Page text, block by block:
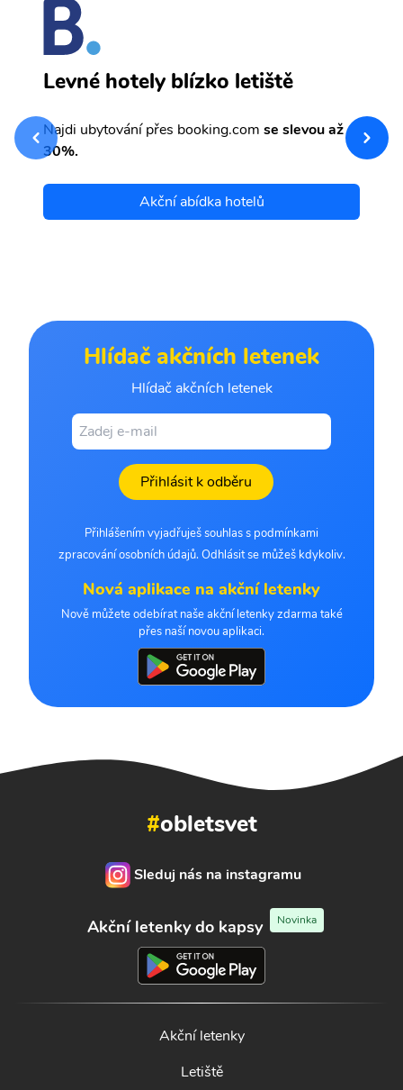
Levné hotely blízko letiště
Najdi ubytování přes booking.com se slevou až
30%.
Akční abídka hotelů
Hlídač akčních letenek
Hlídač akčních letenek
Přihlásit k odběru
Přihlášením vyjadřuješ souhlas s podmínkami
zpracování osobních údajů. Odhlásit se můžeš kdykoliv.
Nová aplikace na akční letenky
Nově můžete odebírat naše akční letenky zdarma také
přes naší novou aplikaci.
#obletsvet
Sleduj nás na instagramu
Akční letenky do kapsy Novinka
Akční letenky
Letiště